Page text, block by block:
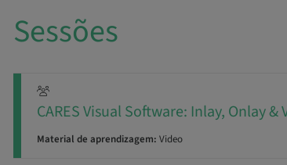
Sessões
CARES Visual Software: Inlay, Onlay &
Material de aprendizagem: Video